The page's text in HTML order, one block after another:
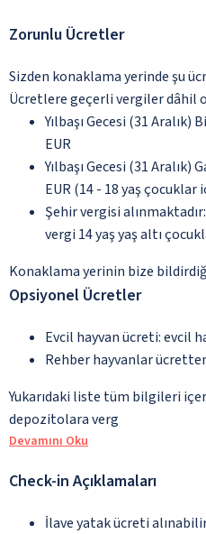
Zorunlu Ücretler
Sizden konaklama yerinde şu
Ücretlere geçerli vergiler dâhil
Yılbaşı Gecesi (31 Aralık)
EUR
Yılbaşı Gecesi (31 Aralık)
EUR (14 - 18 yaş çocuklar
Şehir vergisi
vergi 14 yaş yaş altı
Konaklama yerinin bize
Opsiyonel Ücretler
Evcil hayvan ücreti: evcil
Rehber hayvanlar
Yukarıdaki liste tüm bilgileri
depozitolara verg
Devamını Oku
Check-in Açıklamaları
İlave yatak ücreti